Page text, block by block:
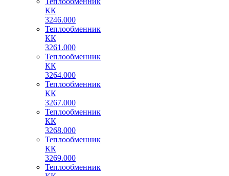
КК
3246.000
Теплообменник
КК
3261.000
Теплообменник
КК
3264.000
Теплообменник
КК
3267.000
Теплообменник
КК
3268.000
Теплообменник
КК
3269.000
Теплообменник